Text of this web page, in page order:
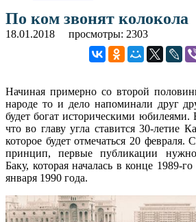
По ком звонят колокола
18.01.2018 просмотры: 2303
Начиная примерно со второй
народе то и дело напоминали друг
будет богат историческими юбилеями.
что во главу угла ставится 30-летие
которое будет отмечаться 20 февраля.
принцип, первые публикации нужно
Баку, которая началась в конце 1989-
января 1990 года.